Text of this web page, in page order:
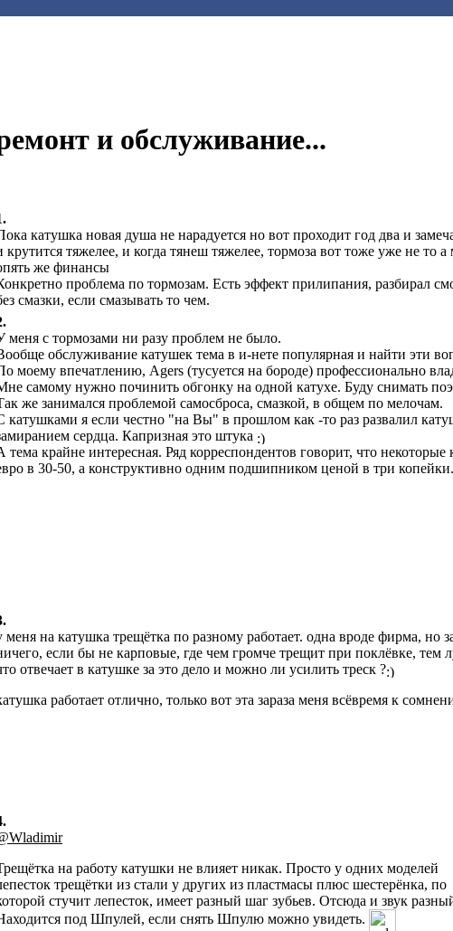
и обслуживание...
катушка новая душа не нарадуется но вот проходит год два и
крутится тяжелее, и когда тянеш тяжелее, тормоза вот тоже уже не то а
же финансы
проблема по тормозам. Есть эффект прилипания, разбирал
смазки, если смазывать то чем.
меня с тормозами ни разу проблем не было.
обслуживание катушек тема в и-нете популярная и найти эти
моему впечатлению, Agers (тусуется на бороде) профессионально
самому нужно починить обгонку на одной катухе. Буду снимать
же занимался проблемой самосброса, смазкой, в общем по мелочам.
катушками я если честно "на Вы" в прошлом как -то раз развалил
сердца. Капризная это штука
тема крайне интересная. Ряд корреспондентов говорит, что
в 30-50, а конструктивно одним подшипником ценой в три копейки.
меня на катушка трещётка по разному работает. одна вроде фирма, но
если бы не карповые, где чем громче трещит при поклёвке, тем
отвечает в катушке за это дело и можно ли усилить треск ?
работает отлично, только вот эта зараза меня всёвремя к
на работу катушки не влияет никак. Просто у одних моделей
трещётки из стали у других из пластмасы плюс шестерёнка, по
стучит лепесток, имеет разный шаг зубьев. Отсюда и звук
под Шпулей, если снять Шпулю можно увидеть.